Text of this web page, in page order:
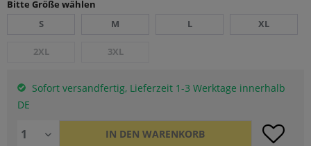
Bitte Größe wählen
S
M L XL
2XL 3XL
Sofort versandfertig, Lieferzeit 1-3 Werktage innerhalb
DE
IN DEN WARENKORB